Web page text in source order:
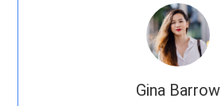
Gina Barrow